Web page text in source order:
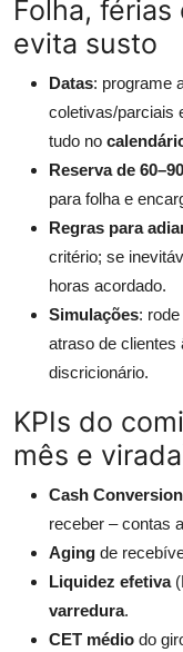
Folha,
evita susto
Datas: programe
coletivas/parciais
tudo no
Reserva de
para folha e
Regras para
critério; se
horas acordado.
Simulações:
atraso de clientes
discricionário.
KPIs do
mês e
Cash
receber – contas
Aging de
Liquidez efetiva
varredura.
CET médio do